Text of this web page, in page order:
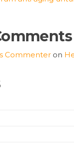
Commenter on